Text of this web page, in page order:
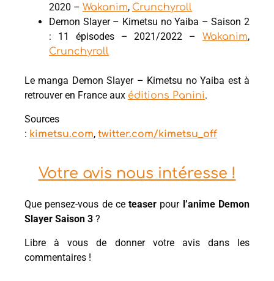
2020 – Wakanim, Crunchyroll
Demon Slayer – Kimetsu no Yaiba – Saison 2
: 11 épisodes – 2021/2022 – Wakanim,
Crunchyroll
Le manga Demon Slayer – Kimetsu no Yaiba est à
retrouver en France aux éditions Panini.
Sources
: kimetsu.com, twitter.com/kimetsu_off
Votre avis nous intéresse !
Que pensez-vous de ceteaser pourl’anime Demon
Slayer Saison 3 ?
Libre à vous de donner votre avis dans les
commentaires !